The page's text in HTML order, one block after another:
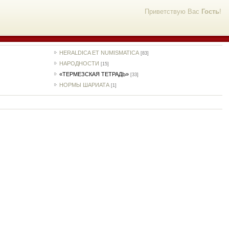
Приветствую Вас Гость!
HERALDICA ET NUMISMATICA [83]
НАРОДНОСТИ [15]
«ТЕРМЕЗСКАЯ ТЕТРАДЬ» [33]
НОРМЫ ШАРИАТА [1]